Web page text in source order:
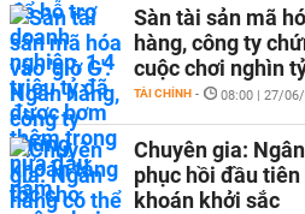
Sàn tài sản mã
hàng, công ty
cuộc chơi nghìn
TÀI CHÍNH - 08:00 | 27/
Chuyên gia:
phục hồi đầu
khoán khởi sắc